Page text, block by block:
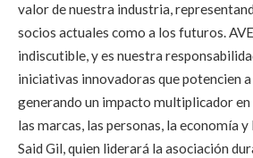
valor de nuestra industria,
socios actuales como a los futuros.
indiscutible, y es nuestra
iniciativas innovadoras que potencien
generando un impacto multiplicador en
las marcas, las personas, la economía
Said Gil, quien liderará la asociación